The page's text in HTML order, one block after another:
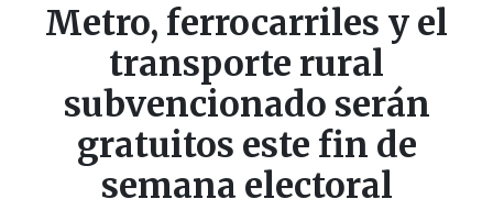
Metro, ferrocarriles y el
transporte rural
subvencionado serán
gratuitos este fin de
semana electoral